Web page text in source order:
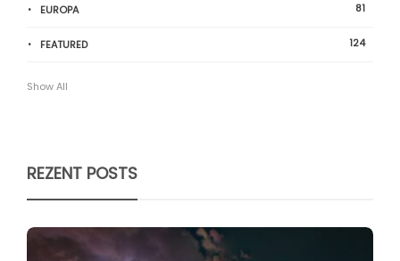
EUROPA 81
FEATURED 124
Show All
REZENT POSTS